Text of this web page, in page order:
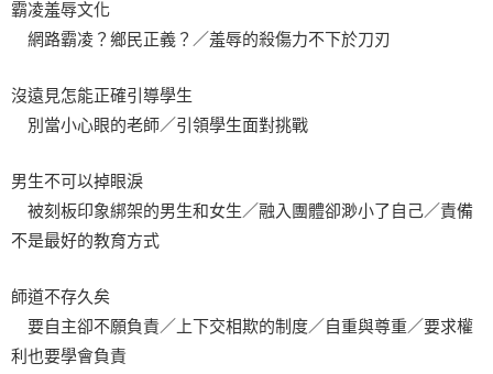
霸凌羞辱文化
網路霸凌？鄉民正義？／羞辱的殺傷力不下於刀刃
沒遠見怎能正確引導學生
別當小心眼的老師／引領學生面對挑戰
男生不可以掉眼淚
被刻板印象綁架的男生和女生／融入團體卻渺小了自己／責備
不是最好的教育方式
師道不存久矣
要自主卻不願負責／上下交相欺的制度／自重與尊重／要求權
利也要學會負責